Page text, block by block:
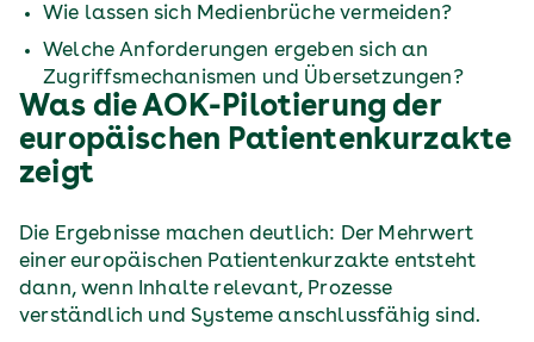
Wie lassen sich Medienbrüche vermeiden?
Welche Anforderungen ergeben sich an
Zugriffsmechanismen und Übersetzungen?
Was die AOK-Pilotierung der
europäischen Patientenkurzakte
zeigt
Die Ergebnisse machen deutlich: Der Mehrwert
einer europäischen Patientenkurzakte entsteht
dann, wenn Inhalte relevant, Prozesse
verständlich und Systeme anschlussfähig sind.